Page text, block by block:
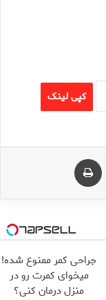
کپی لینک
اشتراک گذاری از طریق ایمیل
جراحی کمر ممنوع شده!
میخوای کمرت رو در
منزل درمان کنی؟